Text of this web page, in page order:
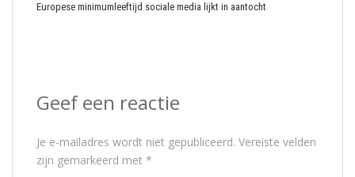
Europese minimumleeftijd sociale media lijkt in aantocht
Geef een reactie
Je e-mailadres wordt niet gepubliceerd. Vereiste velden
zijn gemarkeerd met *